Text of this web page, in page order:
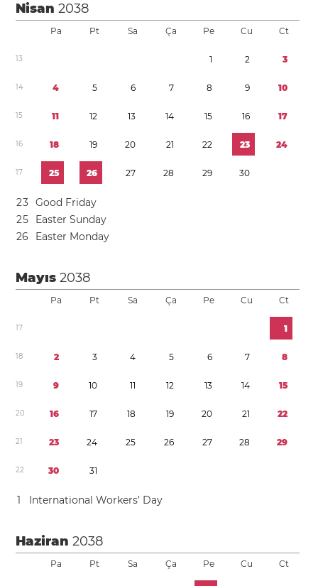
Nisan2038
Pa Pt Sa Ça Pe Cu Ct
13 1 2 3
14 4 5 6 7 8 9 10
15 11 12 13 14 15 16 17
16 18 19 20 21 22 23 24
17 25 26 27 28 29 30
23 Good Friday
25
Easter Sunday
26 Easter Monday
Mayıs2038
Pa Pt Sa Ça Pe Cu Ct
17 1
18 2 3 4 5 6 7 8
19 9 10 11 12 13 14 15
20 16 17 18 19 20 21 22
21 23 24 25 26 27 28 29
22 30 31
1 International Workers’ Day
Haziran2038
Pa Pt Sa Ça Pe Cu Ct